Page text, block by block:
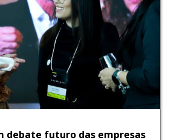
debate futuro das empresas